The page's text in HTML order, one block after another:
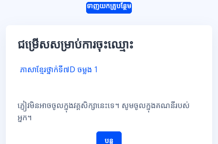
ទាញយកគ្រូបន្ថែម
ជម្រើសសម្រាប់ការចុះឈ្មោះ
ភាសាខ្មែរថ្នាក់ទី៧D ចម្លង 1
ភ្ញៀវមិនអាចចូលក្នុងវគ្គសិក្សានេះទេ។ សូមចូលក្នុងគណនីរបស់
អ្នក។
បន្ត